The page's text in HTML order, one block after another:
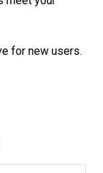
for new users.